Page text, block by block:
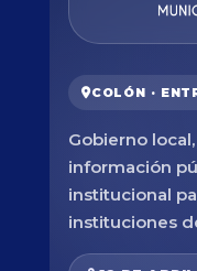
COLÓN ·
Gobierno
información
institucional
instituciones